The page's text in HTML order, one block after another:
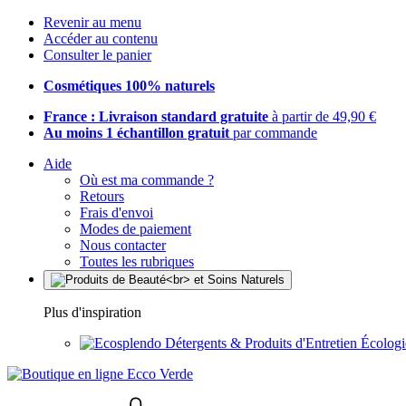
Revenir au menu
Accéder au contenu
Consulter le panier
Cosmétiques 100% naturels
France : Livraison standard gratuite à partir de 49,90 €
Au moins 1 échantillon gratuit par commande
Aide
Où est ma commande ?
Retours
Frais d'envoi
Modes de paiement
Nous contacter
Toutes les rubriques
Plus d'inspiration
Détergents & Produits d'Entretien